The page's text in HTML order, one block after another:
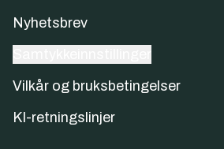
Nyhetsbrev
Vilkår og bruksbetingelser
KI-retningslinjer